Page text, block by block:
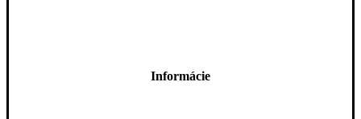
Informácie